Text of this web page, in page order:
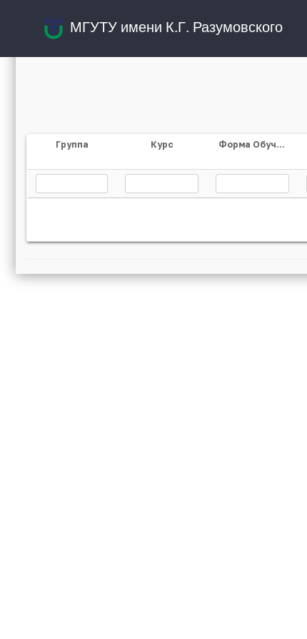
МГУТУ имени К.Г. Разумовского
Группа Курс Форма Обучения